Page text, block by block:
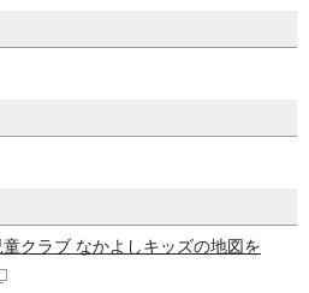
クラブ なかよしキッズの地図を